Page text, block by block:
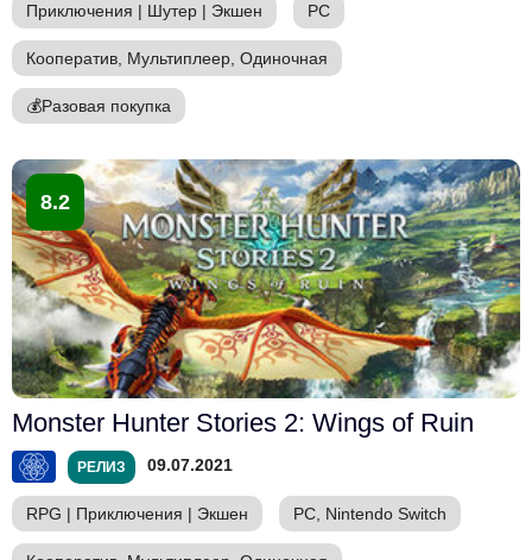
Приключения | Шутер | Экшен PC
Кооператив, Мультиплеер, Одиночная
💰Разовая покупка
8.2
Monster Hunter Stories 2: Wings of Ruin
РЕЛИЗ 09.07.2021
RPG | Приключения | Экшен PC, Nintendo Switch